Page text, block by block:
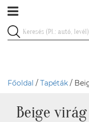
Főoldal / Tapéták /
Beige